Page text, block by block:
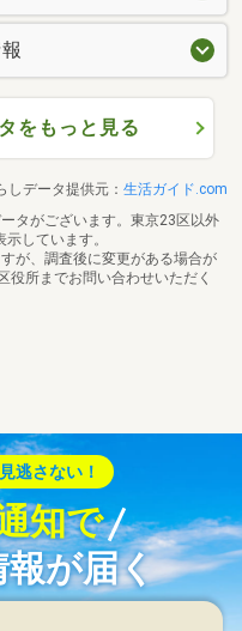
をもっと見る
しデータ提供元： 生活ガイド.com
タがございます。東京23区以外
しています。
が、調査後に変更がある場合が
役所までお問い合わせいただく
逃さない！
知で
が届く